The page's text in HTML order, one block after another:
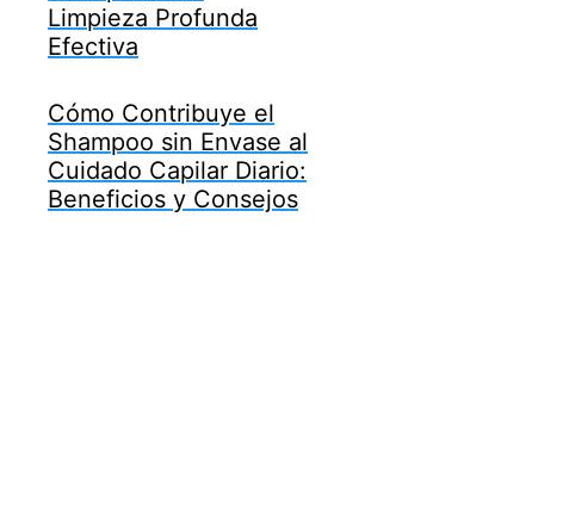
Limpieza Profunda
Efectiva
Cómo Contribuye el
Shampoo sin Envase al
Cuidado Capilar Diario:
Beneficios y Consejos